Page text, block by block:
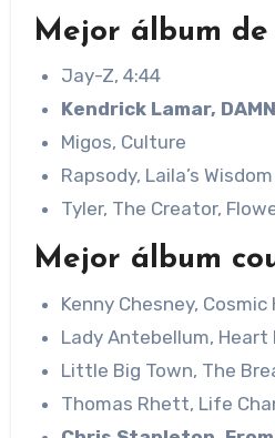
Mejor álbum
Jay-Z, 4:44
Kendrick Lamar, DAMN
Migos, Culture
Rapsody, Laila’s Wisdom
Tyler, The Creator,
Mejor álbum
Kenny Chesney, Cosmic
Lady Antebellum, Heart
Little Big Town, The
Thomas Rhett, Life